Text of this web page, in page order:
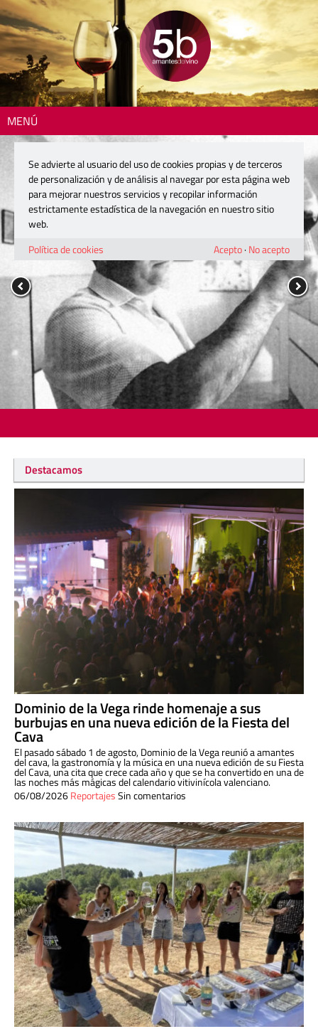
MENÚ
Destacamos
Dominio de la Vega rinde homenaje a sus
burbujas en una nueva edición de la Fiesta del
Cava
El pasado sábado 1 de agosto, Dominio de la Vega reunió a amantes
del cava, la gastronomía y la música en una nueva edición de su Fiesta
del Cava, una cita que crece cada año y que se ha convertido en una de
las noches más mágicas del calendario vitivinícola valenciano.
06/08/2026ReportajesSin comentarios
Se advierte al usuario del uso de cookies propias y de terceros
de personalización y de análisis al navegar por esta página web
para mejorar nuestros servicios y recopilar información
estrictamente estadística de la navegación en nuestro sitio
web.
Política de cookies
Acepto· No acepto